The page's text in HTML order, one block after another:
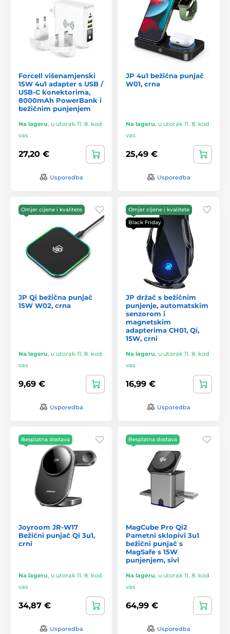
Forcell višenamjenski
15W 4u1 adapter s USB /
USB-C konektorima,
8000mAh PowerBank i
bežičnim punjenjem
Na lageru, u utorak 11. 8. kod
vas
27,20 €
Usporedba
JP 4u1 bežična punjač
W01, crna
Na lageru, u utorak 11. 8. kod
vas
25,49 €
Usporedba
Omjer cijene i kvalitete
JP Qi bežična punjač
15W W02, crna
Na lageru, u utorak 11. 8. kod
vas
9,69 €
Usporedba
Omjer cijene i kvalitete
Black Friday
JP držač s bežičnim
punjenje, automatskim
senzorom i
magnetskim
adapterima CH01, Qi,
15W, crni
Na lageru, u utorak 11. 8. kod
vas
16,99 €
Usporedba
Besplatna dostava
Joyroom JR-W17
Bežični punjač Qi 3u1,
crni
Na lageru, u utorak 11. 8. kod
vas
34,87 €
Usporedba
Besplatna dostava
MagCube Pro Qi2
Pametni sklopivi 3u1
bežični punjač s
MagSafe s 15W
punjenjem, sivi
Na lageru, u utorak 11. 8. kod
vas
64,99 €
Usporedba